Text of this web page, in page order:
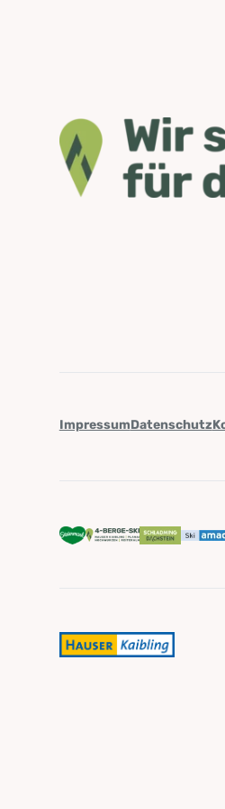
ImpressumDatenschutz